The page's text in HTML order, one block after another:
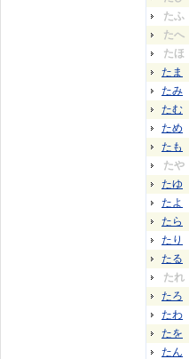
たふ
たへ
たほ
たま
たみ
たむ
ため
たも
たや
たゆ
たよ
たら
たり
たる
たれ
たろ
たわ
たを
たん